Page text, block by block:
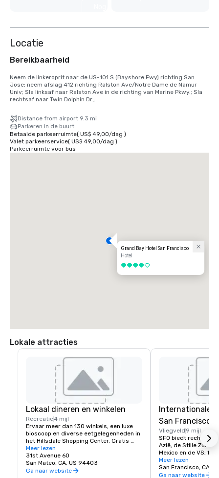
Locatie
Bereikbaarheid
Neem de linkeroprit naar de US-101 S (Bayshore Fwy) richting San
Jose; neem afslag 412 richting Ralston Ave/Notre Dame de Namur
Univ; Sla linksaf naar Ralston Ave in de richting van Marine Pkwy.; Sla
rechtsaf naar Twin Dolphin Dr.;
Distance from airport 9.3 mi
Parkeren in de buurt
Betaalde parkeerruimte( US$ 49,00/dag )
Valet parkeerservice( US$ 49,00/dag )
Parkeerruimte voor bus
Grand Bay Hotel San Francisco
Hotel
4 van 5
Lokale attracties
Lokaal dineren en winkelen
Recreatie4 mijl
Ervaar meer dan 130 winkels, een luxe
bioscoop en diverse eetgelegenheden in
het Hillsdale Shopping Center. Gratis
parkeren en Caltrain toegankelijk. De
favoriete winkelbestemming van het
schiereiland.
Meer lezen
31st Avenue 60
San Mateo, CA, US 94403
Ga naar website
Internationale
San Francisco
Vliegveld 9 mijl
SFO biedt
Azië, de Stille
Mexico en de VS;
wereldklasse,
meer!
Meer lezen
San Francisco, CA,
Ga naar website